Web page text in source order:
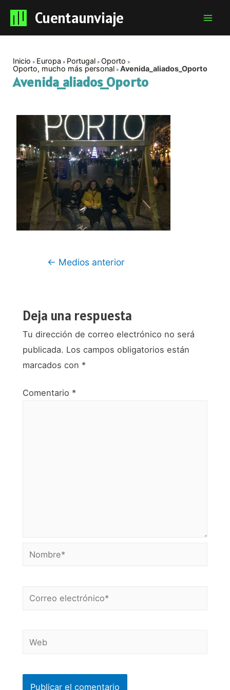
Cuentaunviaje
Inicio Europa Portugal
Oporto
Oporto, mucho más personal
Avenida_aliados_Oporto
Avenida_aliados_Oporto
Navegación
← Medios anterior
Deja una respuesta
Tu dirección de correo electrónico no será
publicada. Los campos obligatorios están
marcados con *
Comentario *
Nombre*
Correo
Web